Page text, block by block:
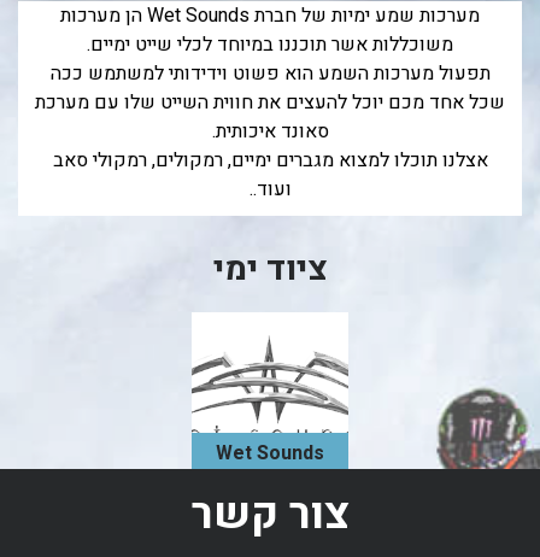
בכנרת לידו מחיר
בכנרת למשפחות
בצפון
בארץ
לקפריסין
נתניה
מערכות שמע ימיות של חברת Wet Sounds הן מערכות
משוכללות אשר תוכננו במיוחד לכלי שייט ימיים.
תפעול מערכות השמע הוא פשוט וידידותי למשתמש ככה
שכל אחד מכם יוכל להעצים את חווית השייט שלו עם מערכת
סאונד איכותית.
אצלנו תוכלו למצוא מגברים ימיים, רמקולים, רמקולי סאב
ועוד..
ציוד ימי
Wet Sounds
מערכות שמע
ימיות של חברת
צור קשר